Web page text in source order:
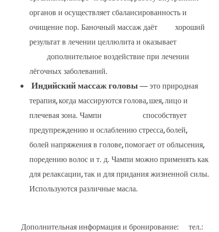
органов и осуществляет сбалансированность и
очищение пор. Баночный массаж даёт хороший
результат в лечении целлюлита и оказывает
дополнительное воздействие при лечении
лёгочных заболеваний.
Индийский массаж головы — это природная
терапия, когда массируются голова, шея, лицо и
плечевая зона. Чампи способствует
предупреждению и ослаблению стресса, болей,
болей напряжения в голове, помогает от облысения,
поредению волос и т. д. Чампи можно применять как
для релаксации, так и для придания жизненной силы.
Используются различные масла.
Дополнительная информация и бронирование: тел.: